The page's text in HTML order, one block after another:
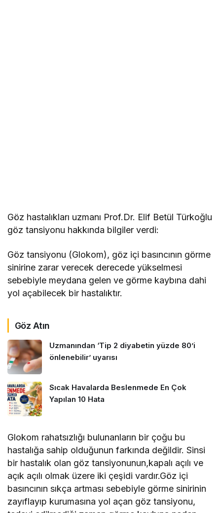
Göz hastalıkları uzmanı Prof.Dr. Elif Betül Türkoğlu
göz tansiyonu hakkında bilgiler verdi:
Göz tansiyonu (Glokom), göz içi basıncının görme
sinirine zarar verecek derecede yükselmesi
sebebiyle meydana gelen ve görme kaybına dahi
yol açabilecek bir hastalıktır.
Göz Atın
Uzmanından ‘Tip 2 diyabetin yüzde 80’i
önlenebilir’ uyarısı
Sıcak Havalarda Beslenmede En Çok
Yapılan 10 Hata
Glokom rahatsızlığı bulunanların bir çoğu bu
hastalığa sahip olduğunun farkında değildir. Sinsi
bir hastalık olan göz tansiyonunun,kapalı açılı ve
açık açılı olmak üzere iki çeşidi vardır.Göz içi
basıncının sıkça artması sebebiyle görme sinirinin
zayıflayıp kurumasına yol açan göz tansiyonu,